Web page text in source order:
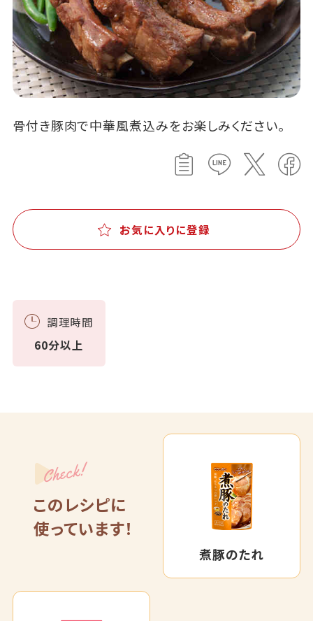
骨付き豚肉で中華風煮込みをお楽しみください。
お気に入りに登録
調理時間
60分以上
Check!
このレシピに
使っています！
煮豚のたれ